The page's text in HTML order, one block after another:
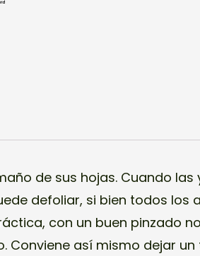
de sus hojas. Cuando las
defoliar, si bien todos los
con un buen pinzado
Conviene así mismo dejar un